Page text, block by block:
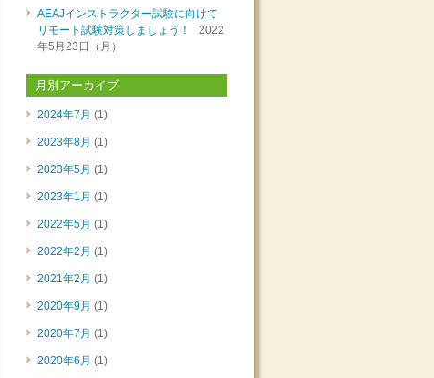
AEAJインストラクター試験に向けて
リモート試験対策しましょう！
2022
年5月23日（月）
月別アーカイブ
2024年7月 (1)
2023年8月 (1)
2023年5月 (1)
2023年1月 (1)
2022年5月 (1)
2022年2月 (1)
2021年2月 (1)
2020年9月 (1)
2020年7月 (1)
2020年6月 (1)